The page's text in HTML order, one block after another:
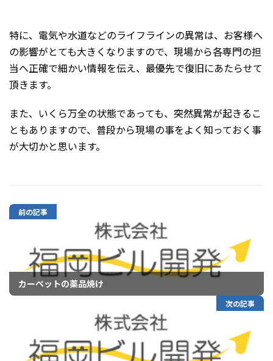
特に、電気や水道などのライフラインの異常は、お客様へ
の影響がとても大きくなりますので、現場から各専門の担
当へ正確で細かい情報を伝え、最優先で復旧にあたらせて
頂きます。
また、いくら万全の状態であっても、突然異常が起きるこ
ともありますので、普段から現場の事をよく知っておく事
が大切かと思います。
前の記事
カーペットの薬品焼け
次の記事